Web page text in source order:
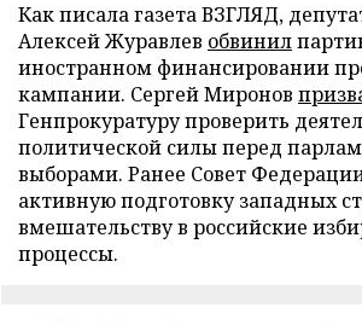
Как писала газета ВЗГЛЯД,
Алексей Журавлев обвинил
иностранном финансировании
кампании. Сергей Миронов
Генпрокуратуру проверить
политической силы перед
выборами. Ранее Совет
активную подготовку западных
вмешательству в российские
процессы.